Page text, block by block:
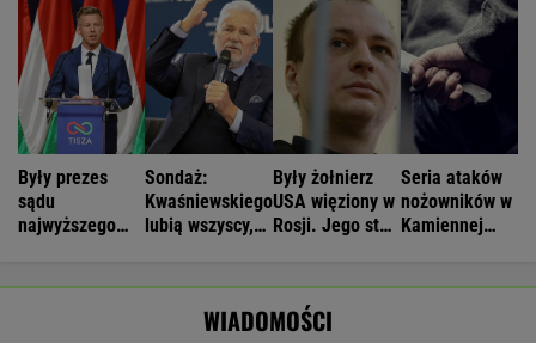
Były prezes
sądu
najwyższego
Sondaż:
Kwaśniewskiego
lubią wszyscy,
Były żołnierz
USA więziony w
Rosji. Jego stan
Seria ataków
nożowników w
Kamiennej
WIADOMOŚCI